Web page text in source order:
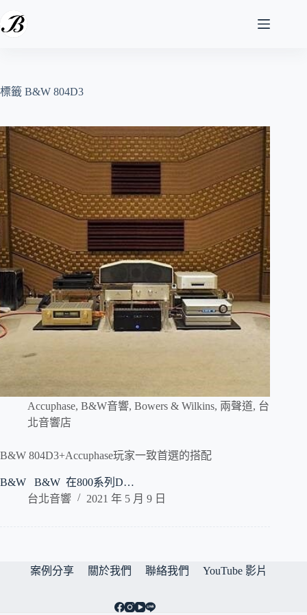
至
容
標籤 B&W 804D3
Accuphase, B&W音響, Bowers & Wilkins, 兩聲道, 台
北音響店
B&W 804D3+Accuphase玩家一致首選的搭配
B&W B&W 在800系列D…
台北音響
2021 年 5 月 9 日
案例分享 關於我們 聯絡我們 YouTube 影片